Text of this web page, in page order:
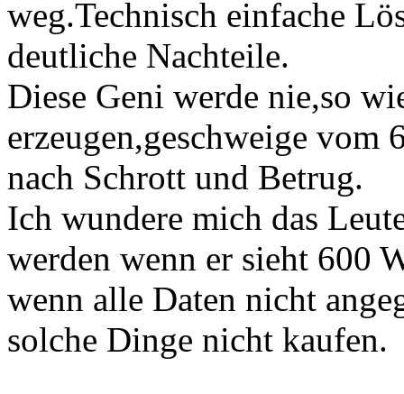
weg.Technisch einfache
deutliche Nachteile.
Diese Geni werde nie,so
erzeugen,geschweige
nach Schrott und Betrug.
Ich wundere mich das
werden wenn er sieht 600
wenn alle Daten nicht
solche Dinge nicht kaufen.